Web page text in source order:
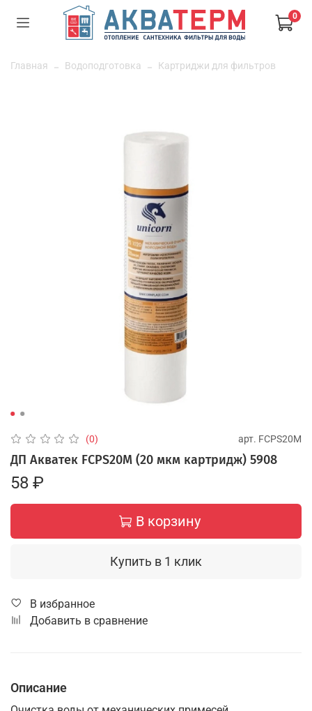
0
Главная Водоподготовка Картриджи для фильтров
(0) арт. FCPS20M
ДП Акватек FCPS20M (20 мкм картридж) 5908
58 ₽
В корзину
Купить в 1 клик
В избранное
Добавить в сравнение
Описание